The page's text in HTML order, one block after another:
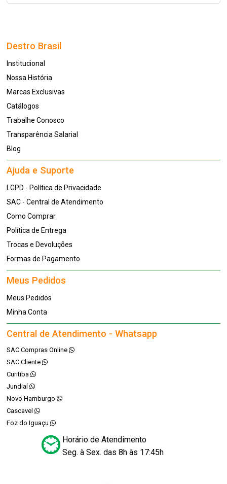
Destro Brasil
Institucional
Nossa História
Marcas Exclusivas
Catálogos
Trabalhe Conosco
Transparência Salarial
Blog
Ajuda e Suporte
LGPD - Política de Privacidade
SAC - Central de Atendimento
Como Comprar
Política de Entrega
Trocas e Devoluções
Formas de Pagamento
Meus Pedidos
Meus Pedidos
Minha Conta
Central de Atendimento - Whatsapp
SAC Compras Online
SAC Cliente
Curitiba
Jundiaí
Novo Hamburgo
Cascavel
Foz do Iguaçu
Horário de Atendimento
Seg. à Sex. das 8h às 17:45h